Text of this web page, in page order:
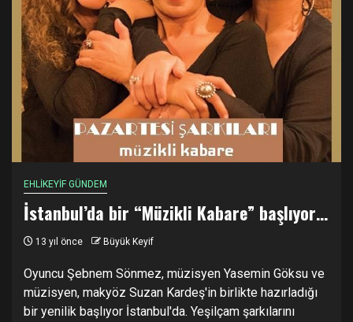
EHLİKEYİF GÜNDEM
İstanbul’da bir “Müzikli Kabare” başlıyor…
13 yıl önce Büyük Keyif
Oyuncu Şebnem Sönmez, müzisyen Yasemin Göksu ve
müzisyen, makyöz Suzan Kardeş'in birlikte hazırladığı
bir yenilik başlıyor İstanbul'da. Yeşilçam şarkılarını